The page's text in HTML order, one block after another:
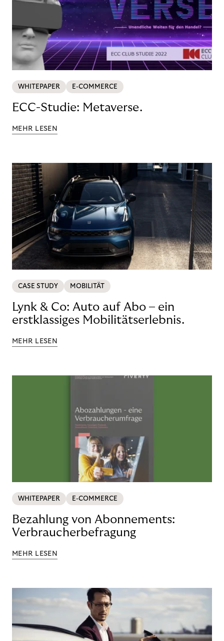
WHITEPAPER E-COMMERCE
ECC-Studie: Metaverse.
MEHR LESEN
CASE STUDY MOBILITÄT
Lynk & Co: Auto auf Abo – ein
erstklassiges Mobilitätserlebnis.
MEHR LESEN
WHITEPAPER E-COMMERCE
Bezahlung von Abonnements:
Verbraucherbefragung
MEHR LESEN